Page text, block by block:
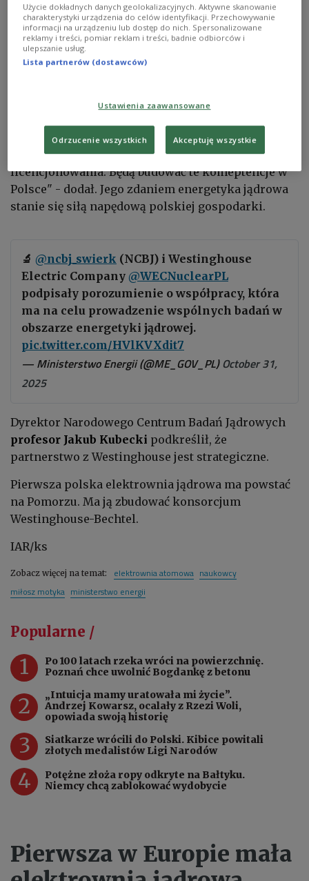
rola polskich naukowców będzie istotna. "Będą
doglądali procesu technologicznego, certyfikacji,
licencjonowania. Będą budować te komeptencje w
Polsce" - dodał. Jego zdaniem energetyka jądrowa
stanie się siłą napędową polskiej gospodarki.
🔬 @ncbj_swierk (NCBJ) i Westinghouse
Electric Company @WECNuclearPL
podpisały porozumienie o współpracy, która
ma na celu prowadzenie wspólnych badań w
obszarze energetyki jądrowej.
pic.twitter.com/HVlKVXdit7
— Ministerstwo Energii (@ME_GOV_PL) October 31,
2025
Dyrektor Narodowego Centrum Badań Jądrowych
profesor Jakub Kubecki podkreślił, że
partnerstwo z Westinghouse jest strategiczne.
Pierwsza polska elektrownia jądrowa ma powstać
na Pomorzu. Ma ją zbudować konsorcjum
Westinghouse-Bechtel.
IAR/ks
Zobacz więcej na temat: elektrownia atomowa naukowcy
miłosz motyka ministerstwo energii
Popularne /
1
Po 100 latach rzeka wróci na powierzchnię.
Poznań chce uwolnić Bogdankę z betonu
2
„Intuicja mamy uratowała mi życie”.
Andrzej Kowarsz, ocalały z Rzezi Woli,
opowiada swoją historię
3
Siatkarze wrócili do Polski. Kibice powitali
złotych medalistów Ligi Narodów
4
Potężne złoża ropy odkryte na Bałtyku.
Niemcy chcą zablokować wydobycie
Pierwsza w Europie mała
Użycie dokładnych danych geolokalizacyjnych. Aktywne skanowanie
charakterystyki urządzenia do celów identyfikacji. Przechowywanie
informacji na urządzeniu lub dostęp do nich. Spersonalizowane
reklamy i treści, pomiar reklam i treści, badnie odbiorców i
ulepszanie usług.
Lista partnerów (dostawców)
Ustawienia zaawansowane
Odrzucenie wszystkich Akceptuję wszystkie